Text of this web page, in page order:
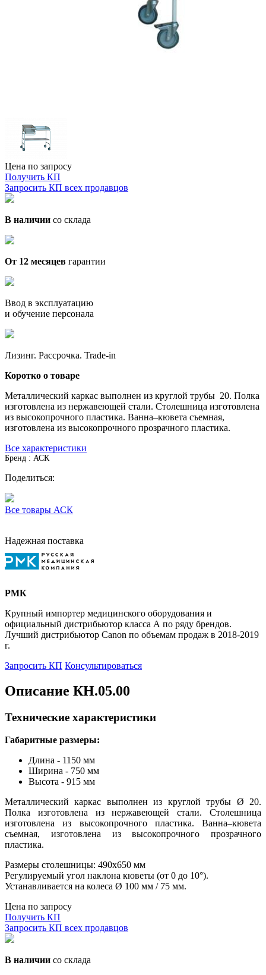
Цена по запросу
Получить КП
Запросить КП всех продавцов
В наличии со склада
От 12 месяцев гарантии
Ввод в эксплуатацию
и обучение персонала
Лизинг. Рассрочка. Trade-in
Коротко о товаре
Металлический каркас выполнен из круглой трубы 20. Полка
изготовлена из нержавеющей стали. Столешница изготовлена
из высокопрочного пластика. Ванна–кювета съемная,
изготовлена из высокопрочного прозрачного пластика.
Все характеристики
Бренд : АСК
Поделиться:
Все товары АСК
Надежная поставка
РМК
Крупный импортер медицинского оборудования и
официальный дистрибьютор класса А по ряду брендов.
Лучший дистрибьютор Canon по объемам продаж в 2018-2019
г.
Запросить КП Консультироваться
Описание КН.05.00
Технические характеристики
Габаритные размеры:
Длина - 1150 мм
Ширина - 750 мм
Высота - 915 мм
Металлический каркас выполнен из круглой трубы Ø 20.
Полка изготовлена из нержавеющей стали. Столешница
изготовлена из высокопрочного пластика. Ванна–кювета
съемная, изготовлена из высокопрочного прозрачного
пластика.
Размеры столешницы: 490х650 мм
Регулируемый угол наклона кюветы (от 0 до 10°).
Устанавливается на колеса Ø 100 мм / 75 мм.
Цена по запросу
Получить КП
Запросить КП всех продавцов
В наличии со склада